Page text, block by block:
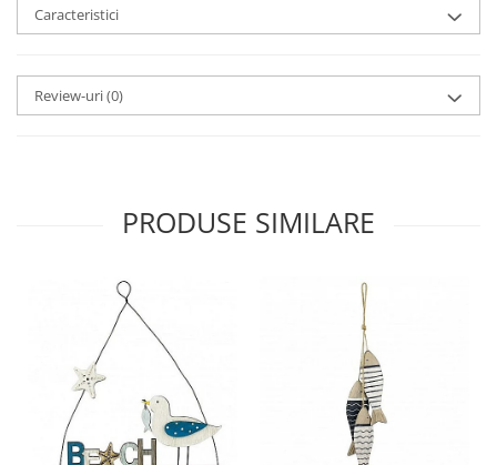
Caracteristici
Review-uri(0)
PRODUSE SIMILARE